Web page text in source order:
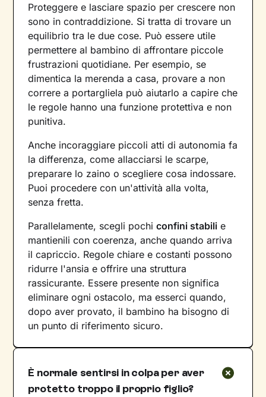
Proteggere e lasciare spazio per crescere non
sono in contraddizione. Si tratta di trovare un
equilibrio tra le due cose. Può essere utile
permettere al bambino di affrontare piccole
frustrazioni quotidiane. Per esempio, se
dimentica la merenda a casa, provare a non
correre a portargliela può aiutarlo a capire che
le regole hanno una funzione protettiva e non
punitiva.
Anche incoraggiare piccoli atti di autonomia fa
la differenza, come allacciarsi le scarpe,
preparare lo zaino o scegliere cosa indossare.
Puoi procedere con un'attività alla volta,
senza fretta.
Parallelamente, scegli pochiconfini stabili e
mantienili con coerenza, anche quando arriva
il capriccio. Regole chiare e costanti possono
ridurre l'ansia e offrire una struttura
rassicurante. Essere presente non significa
eliminare ogni ostacolo, ma esserci quando,
dopo aver provato, il bambino ha bisogno di
un punto di riferimento sicuro.
È normale sentirsi in colpa per aver
protetto troppo il proprio figlio?